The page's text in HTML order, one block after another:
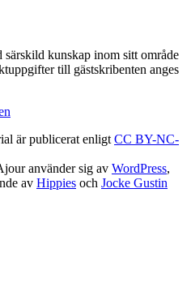
särskild kunskap inom sitt område
till gästskribenten anges
är publicerat enligt CC BY-NC-
använder sig av WordPress,
av Hippies och Jocke Gustin